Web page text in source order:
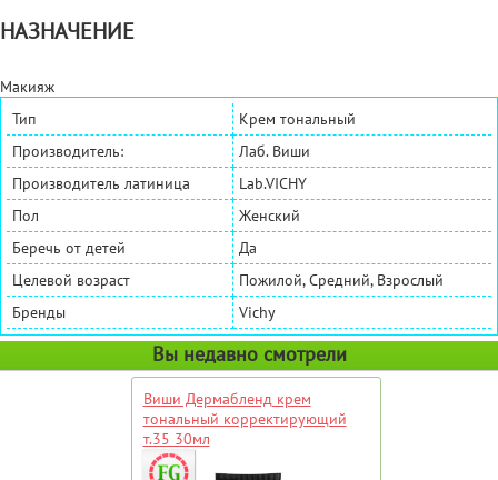
НАЗНАЧЕНИЕ
Макияж
Тип
Крем тональный
Производитель:
Лаб. Виши
Производитель латиница
Lab.VICHY
Пол
Женский
Беречь от детей
Да
Целевой возраст
Пожилой, Средний, Взрослый
Бренды
Vichy
Вы недавно смотрели
Виши Дермабленд крем
тональный корректирующий
т.35 30мл